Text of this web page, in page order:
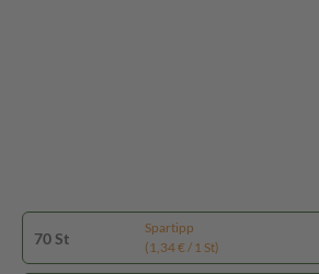
70 St
Spartipp
(1,34 € / 1 St)